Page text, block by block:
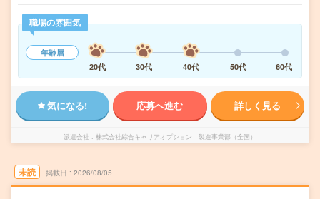
職場の雰囲気
年齢層
20代
30代 40代 50代 60代
気になる! 応募へ進む 詳しく見る
派遣会社 株式会社綜合キャリアオプション 製造事業部（全国）
未読 掲載日 2026/08/05